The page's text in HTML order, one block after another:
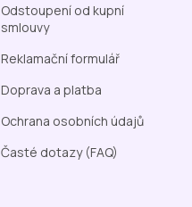
Odstoupení od kupní
smlouvy
Reklamační formulář
Doprava a platba
Ochrana osobních údajů
Časté dotazy (FAQ)